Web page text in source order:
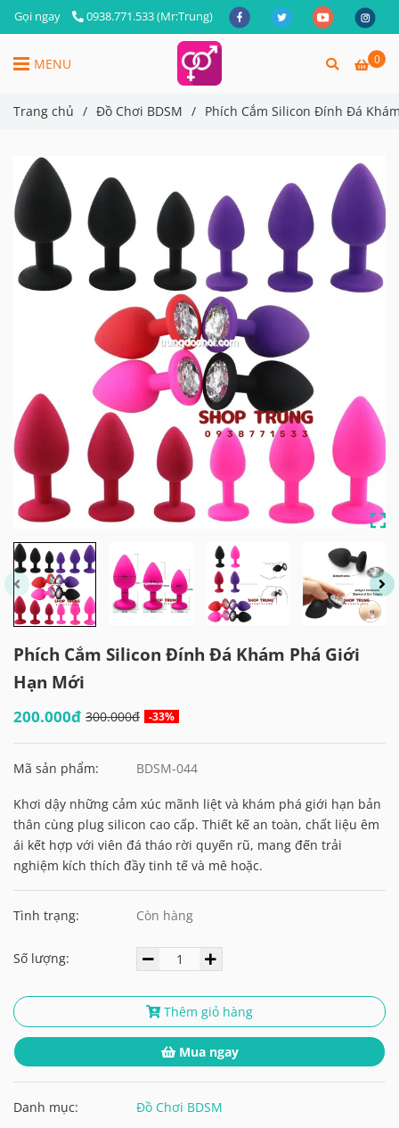
Gọi ngay 0938.771.533 (Mr:Trung)
0
MENU
Trang chủ / Đồ Chơi BDSM / Phích Cắm Silicon Đính Đá
Phích Cắm Silicon Đính Đá Khám Phá Giới
Hạn Mới
200.000đ 300.000đ -33%
Mã sản phẩm: BDSM-044
Khơi dậy những cảm xúc mãnh liệt và khám phá giới hạn bản
thân cùng plug silicon cao cấp. Thiết kế an toàn, chất liệu êm
ái kết hợp với viên đá tháo rời quyến rũ, mang đến trải
nghiệm kích thích đầy tinh tế và mê hoặc.
Tình trạng: Còn hàng
Số lượng:
Thêm giỏ hàng
Mua ngay
Danh mục: Đồ Chơi BDSM